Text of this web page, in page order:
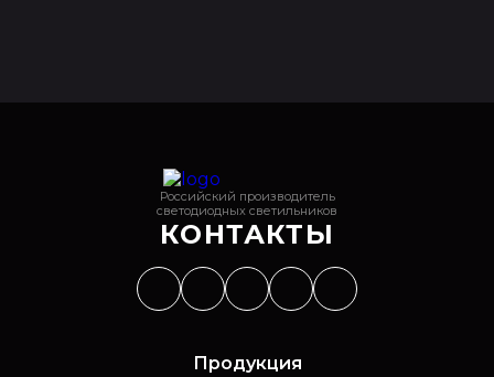
Российский производитель
светодиодных светильников
КОНТАКТЫ
Продукция